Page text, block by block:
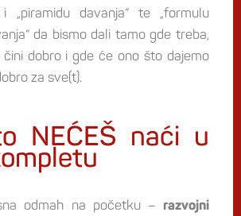
„piramidu davanja“ te „formulu
da bismo dali tamo gde treba,
dobro i gde će ono što dajemo
za sve(t).
NEĆEŠ naći u
odmah na početku – razvojni